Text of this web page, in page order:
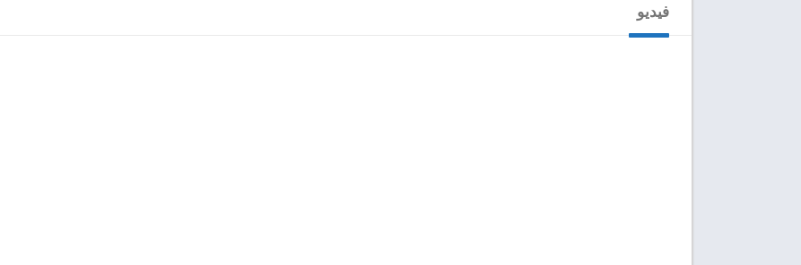
فيديو